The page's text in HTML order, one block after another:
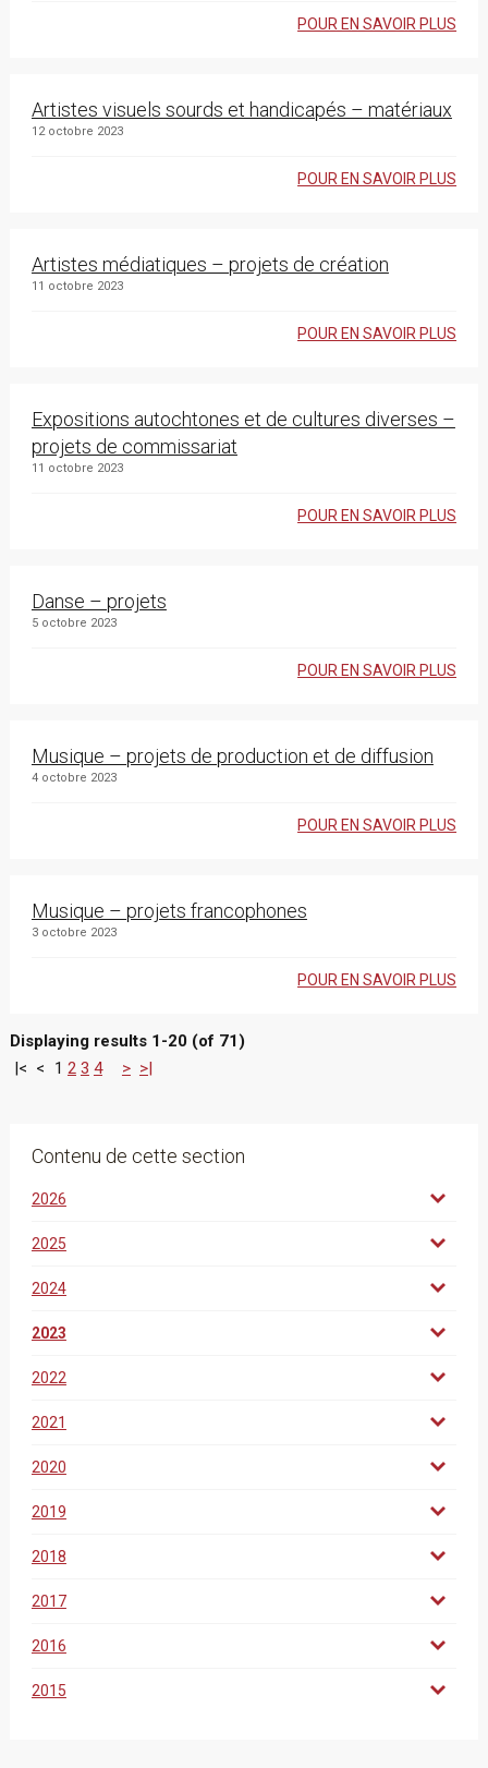
POUR EN SAVOIR PLUS
Artistes visuels sourds et handicapés – matériaux
12 octobre 2023
POUR EN SAVOIR PLUS
Artistes médiatiques – projets de création
11 octobre 2023
POUR EN SAVOIR PLUS
Expositions autochtones et de cultures diverses –
projets de commissariat
11 octobre 2023
POUR EN SAVOIR PLUS
Danse – projets
5 octobre 2023
POUR EN SAVOIR PLUS
Musique – projets de production et de diffusion
4 octobre 2023
POUR EN SAVOIR PLUS
Musique – projets francophones
3 octobre 2023
POUR EN SAVOIR PLUS
Displaying results 1-20 (of 71)
|< < 1 2 3 4 > >|
Contenu de cette section
2026
2025
2024
2023
2022
2021
2020
2019
2018
2017
2016
2015